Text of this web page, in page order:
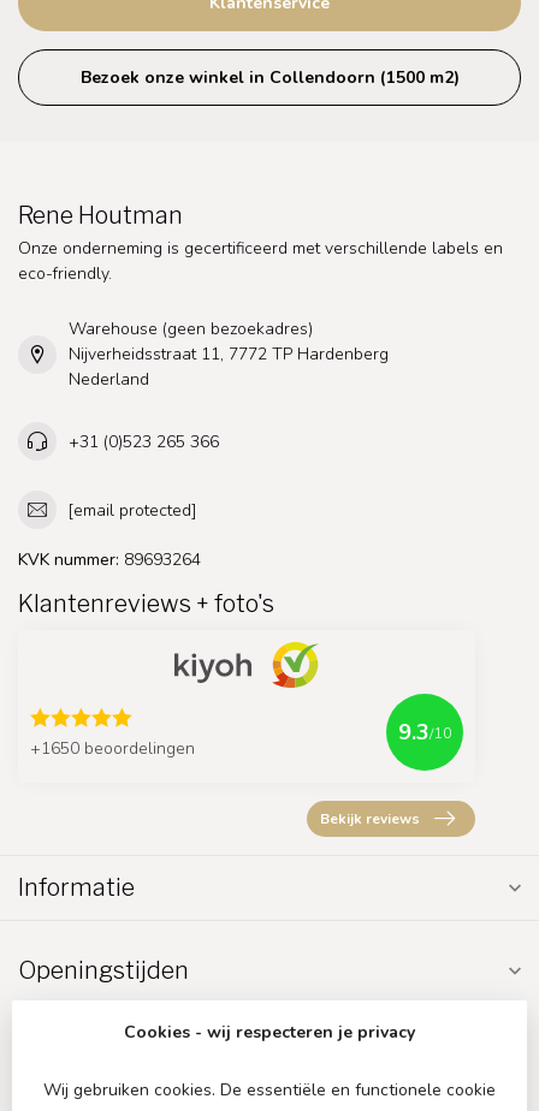
Bezoek onze winkel in Collendoorn (1500 m2)
Rene Houtman
Onze onderneming is gecertificeerd met verschillende labels en
eco-friendly.
Warehouse (geen bezoekadres)
Nijverheidsstraat 11, 7772 TP Hardenberg
Nederland
+31 (0)523 265 366
[email protected]
KVK nummer: 89693264
Klantenreviews + foto's
+1650 beoordelingen
9.3/10
Bekijk reviews
Informatie
Openingstijden
Cookies - wij respecteren je privacy
Wij gebruiken cookies. De essentiële en functionele cookie